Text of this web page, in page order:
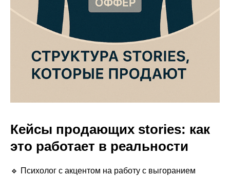
Кейсы продающих stories: как
это работает в реальности
🔹 Психолог с акцентом на работу с выгоранием